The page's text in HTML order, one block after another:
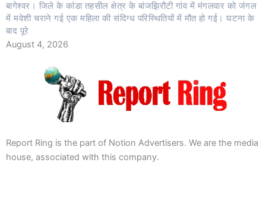
बागेश्वर। जिले के कांडा तहसील क्षेत्र के बांजझिरौटी गांव में मंगलवार को जंगल
में मवेशी चराने गई एक महिला की संदिग्ध परिस्थितियों में मौत हो गई। घटना के
बाद पूरे
August 4, 2026
Report Ring is the part of Notion Advertisers. We are the media
house, associated with this company.